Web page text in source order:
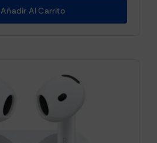
Añadir Al Carrito